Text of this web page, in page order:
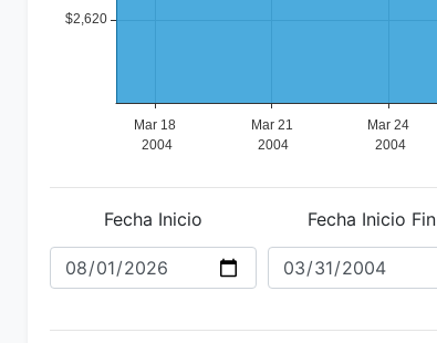
Fecha Inicio
Fecha Inicio Fin